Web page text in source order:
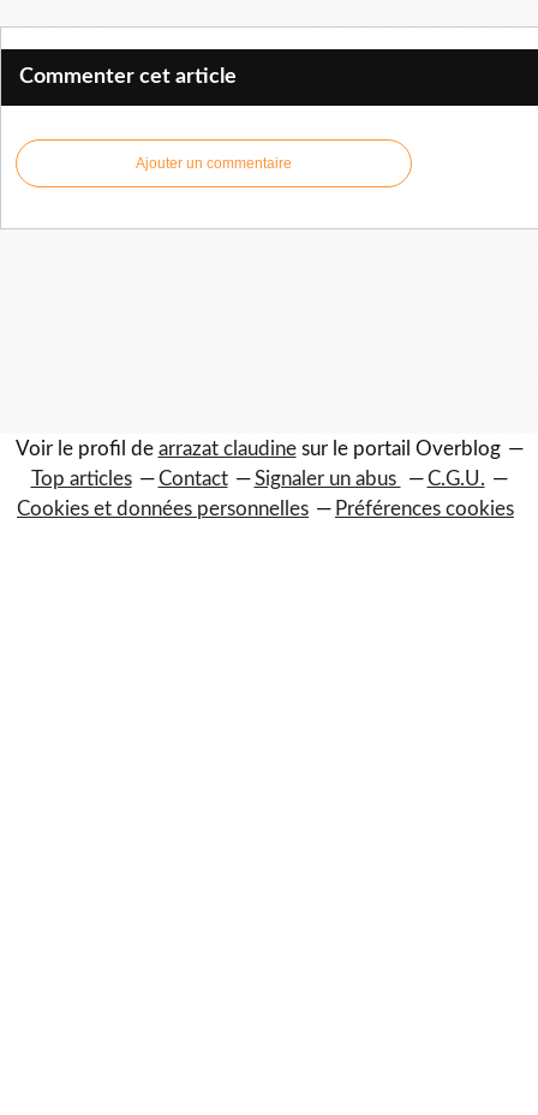
Commenter cet article
Ajouter un commentaire
Voir le profil de arrazat claudinesur le portail Overblog
Top articles
Contact Signaler un abus
C.G.U.
Cookies et données personnelles
Préférences cookies